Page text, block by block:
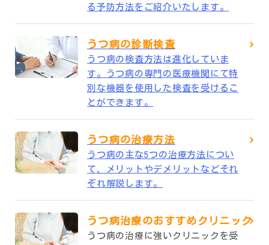
る予防方法をご紹介いたします。
うつ病の診断検査
うつ病の検査方法は進化していま
す。うつ病の専門の医療機関にて特
別な機器を使用した検査を受けるこ
とができます。
うつ病の治療方法
うつ病の主な5つの治療方法につい
て、メリットやデメリットなどそれ
ぞれ解説します。
うつ病治療のおすすめクリニック
うつ病の治療に強いクリニックを受